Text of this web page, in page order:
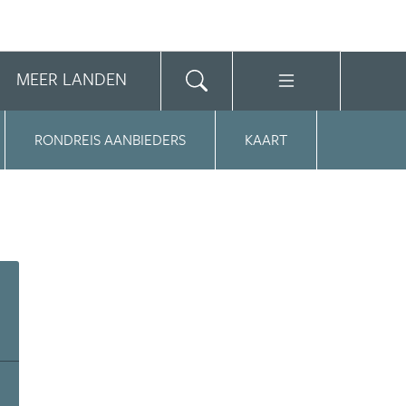
MEER LANDEN
RONDREIS AANBIEDERS KAART